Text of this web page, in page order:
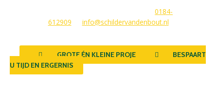
0184-
612909
info@schildervandenbout.nl
GROTE ÉN KLEINE PROJECTEN
BESPAART
U TIJD EN ERGERNIS